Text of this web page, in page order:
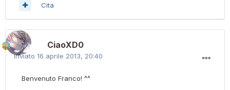
Cita
CiaoXD0
Inviato 16 aprile 2013, 20:40
Benvenuto Franco! ^^